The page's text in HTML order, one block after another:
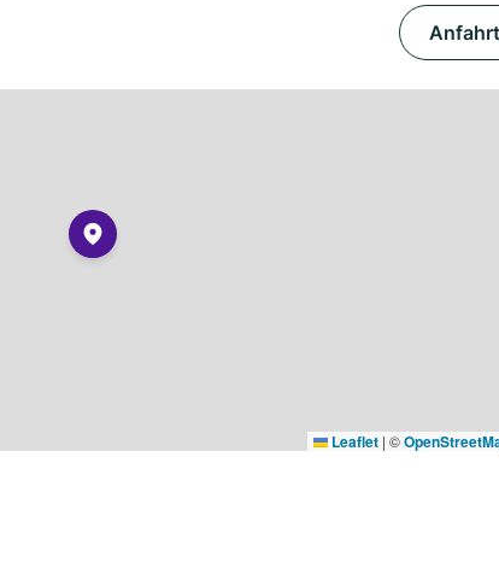
Leaflet | ©